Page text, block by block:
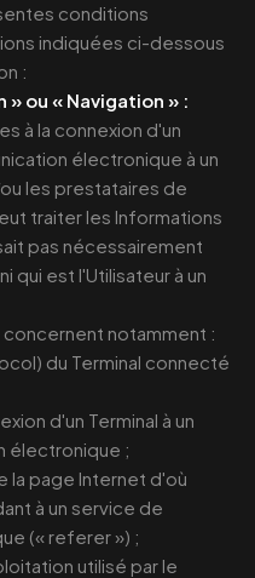
conditions
indiquées ci-dessous
:
ou « Navigation » :
à la connexion d'un
électronique à un
les prestataires de
traiter les Informations
pas nécessairement
qui est l'Utilisateur à un
notamment :
du Terminal connecté
d'un Terminal à un
électronique ;
la page Internet d'où
à un service de
(« referer ») ;
utilisé par le